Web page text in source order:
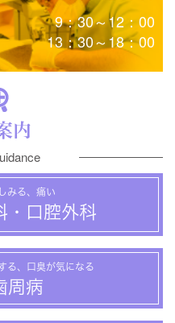
9：30～12：00
13：30～18：00
内
みる、痛い
・口腔外科
る、口臭が気になる
周病